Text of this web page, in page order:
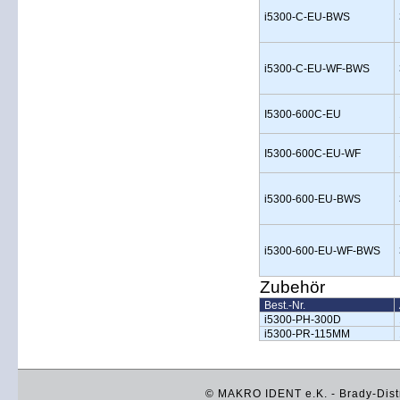
i5300-C-EU-BWS
i5300-C-EU-WF-BWS
I5300-600C-EU
I5300-600C-EU-WF
i5300-600-EU-BWS
i5300-600-EU-WF-BWS
Zubehör
Best.-Nr.
i5300-PH-300D
i5300-PR-115MM
© MAKRO IDENT e.K. - Brady-